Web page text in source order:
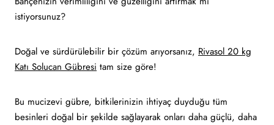
istiyorsunuz?
Doğal ve sürdürülebilir bir çözüm arıyorsanız, Rivasol 20 kg
Katı Solucan Gübresi tam size göre!
Bu mucizevi gübre, bitkilerinizin ihtiyaç duyduğu tüm
besinleri doğal bir şekilde sağlayarak onları daha güçlü, daha